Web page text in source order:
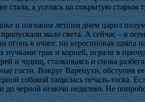
не стала, а уселась на покрытую
и погожим летним днем царил
мало света. А сейчас – в
огонь в очаге, ни керосиновая лампа
пучками трав и корней, играли в
и чудищ, сталкиваясь и снова
гости. Вокруг Варенухи, обступив
собакой тащилась печаль-тоска.
и до черной немочи недалеко. Не